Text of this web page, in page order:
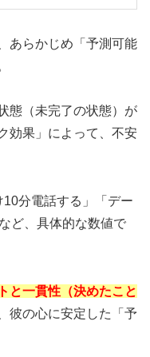
あらかじめ「予測可能
態（未完了の状態）が
効果 」によって、不安
10分電話する」「デー
ど、具体的な数値で
と一貫性（決めたこと
彼の心に安定した「予